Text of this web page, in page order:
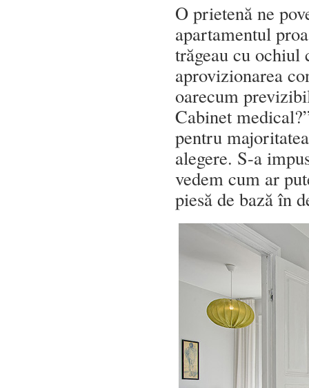
O prietenă ne
apartamentul
trăgeau cu ochiul
aprovizionarea
oarecum
Cabinet
pentru
alegere. S-a
vedem cum ar
piesă de bază în